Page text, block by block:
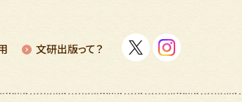
⽂研出版って？